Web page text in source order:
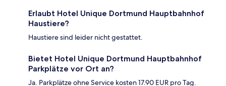
Erlaubt Hotel Unique Dortmund Hauptbahnhof
Haustiere?
Haustiere sind leider nicht gestattet.
Bietet Hotel Unique Dortmund Hauptbahnhof
Parkplätze vor Ort an?
Ja. Parkplätze ohne Service kosten 17.90 EUR pro Tag.